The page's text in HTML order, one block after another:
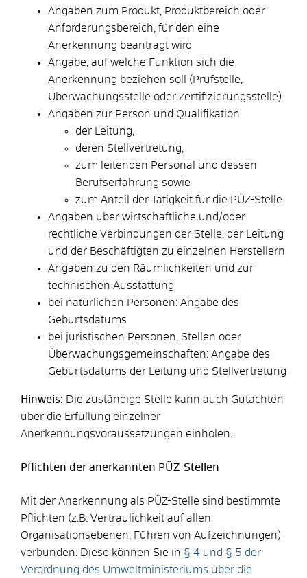
Angaben zum Produkt, Produktbereich oder
Anforderungsbereich, für den eine
Anerkennung beantragt wird
Angabe, auf welche Funktion sich die
Anerkennung beziehen soll (Prüfstelle,
Überwachungsstelle oder Zertifizierungsstelle)
Angaben zur Person und Qualifikation
der Leitung,
deren Stellvertretung,
zum leitenden Personal und dessen
Berufserfahrung sowie
zum Anteil der Tätigkeit für die PÜZ-Stelle
Angaben über wirtschaftliche und/oder
rechtliche Verbindungen der Stelle, der Leitung
und der Beschäftigten zu einzelnen Herstellern
Angaben zu den Räumlichkeiten und zur
technischen Ausstattung
bei natürlichen Personen: Angabe des
Geburtsdatums
bei juristischen Personen, Stellen oder
Überwachungsgemeinschaften: Angabe des
Geburtsdatums der Leitung und Stellvertretung
Hinweis: Die zuständige Stelle kann auch Gutachten
über die Erfüllung einzelner
Anerkennungsvoraussetzungen einholen.
Pflichten der anerkannten PÜZ-Stellen
Mit der Anerkennung als PÜZ-Stelle sind bestimmte
Pflichten (z.B. Vertraulichkeit auf allen
Organisationsebenen, Führen von Aufzeichnungen)
verbunden.
Diese können Sie in § 4 und § 5 der
Verordnung des Umweltministeriums über die